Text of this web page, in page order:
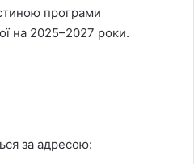
програми
на 2025–2027 роки.
за адресою: